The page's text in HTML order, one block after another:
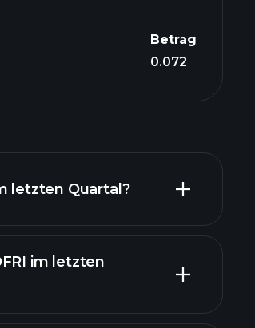
Betrag
0.072
letzten Quartal?
finanzielle Berichte
im letzten